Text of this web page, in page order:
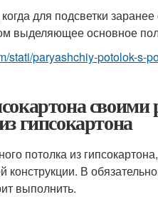
для подсветки
выделяющее основное
stati/paryashchiy-potolok-s-
гипсокартона
потолка из
конструкции. В
выполнить.